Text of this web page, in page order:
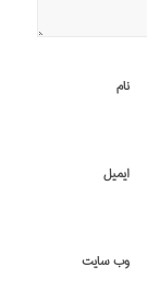
نام
ایمیل
وب‌ سایت